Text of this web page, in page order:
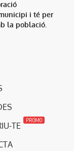
i té per
la població.
TE
PROMO